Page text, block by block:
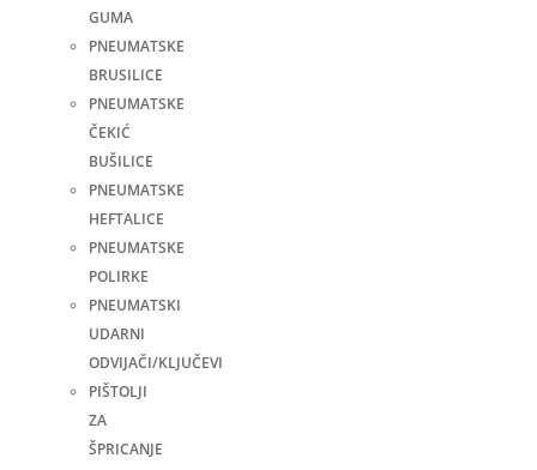
GUMA
PNEUMATSKE
BRUSILICE
PNEUMATSKE
ČEKIĆ
BUŠILICE
PNEUMATSKE
HEFTALICE
PNEUMATSKE
POLIRKE
PNEUMATSKI
UDARNI
ODVIJAČI/KLJUČEVI
PIŠTOLJI
ZA
ŠPRICANJE